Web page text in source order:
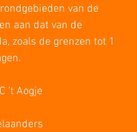
van de
aan dat van de
zoals de grenzen tot 1
’t Aogje